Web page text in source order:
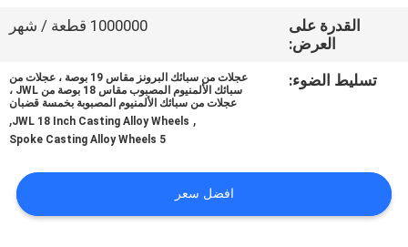
اتصل
خريطة
القدرة على
العرض:
1000000 قطعة / شهر
تسليط الضوء:
عجلات من سبائك البرونز مقاس 19 بوصة ، عجلات من
سبائك الألمنيوم المصبوب مقاس 18 بوصة من JWL ،
عجلات من سبائك الألمنيوم المصبوبة بخمسة قضبان
,
JWL 18 Inch Casting Alloy Wheels
,
5 Spoke Casting Alloy Wheels
افضل سعر